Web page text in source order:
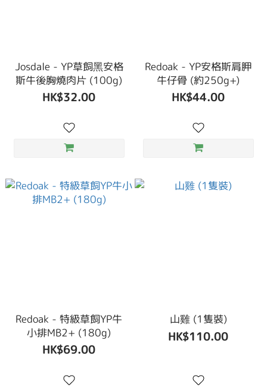
Josdale - YP草飼黑安格
斯牛後胸燒肉片 (100g)
HK$32.00
Redoak - YP安格斯肩胛
牛仔骨 (約250g+)
HK$44.00
Redoak - 特級草飼YP牛
小排MB2+ (180g)
HK$69.00
山雞 (1隻裝)
HK$110.00